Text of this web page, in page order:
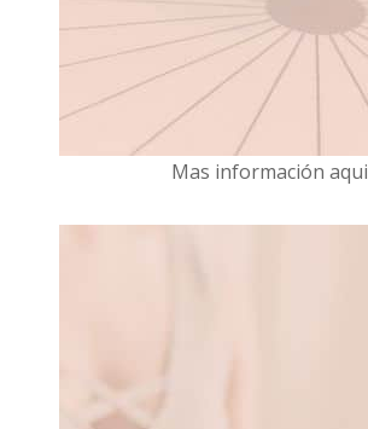
Mas información aqui